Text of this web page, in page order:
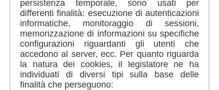
persistenza temporale, sono usati per
differenti finalità: esecuzione di autenticazioni
informatiche, monitoraggio di sessioni,
memorizzazione di informazioni su specifiche
configurazioni riguardanti gli utenti che
accedono al server, ecc. Per quanto riguarda
la natura dei cookies, il legislatore ne ha
individuati di diversi tipi sulla base delle
finalità che perseguono: